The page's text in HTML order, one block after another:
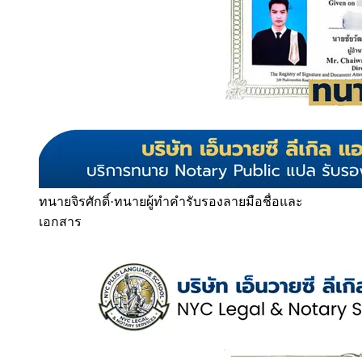
ทนายจิรศักดิ์·ทนายผู้ทำคำรับรองลายมือชื่อและ
เอกสาร